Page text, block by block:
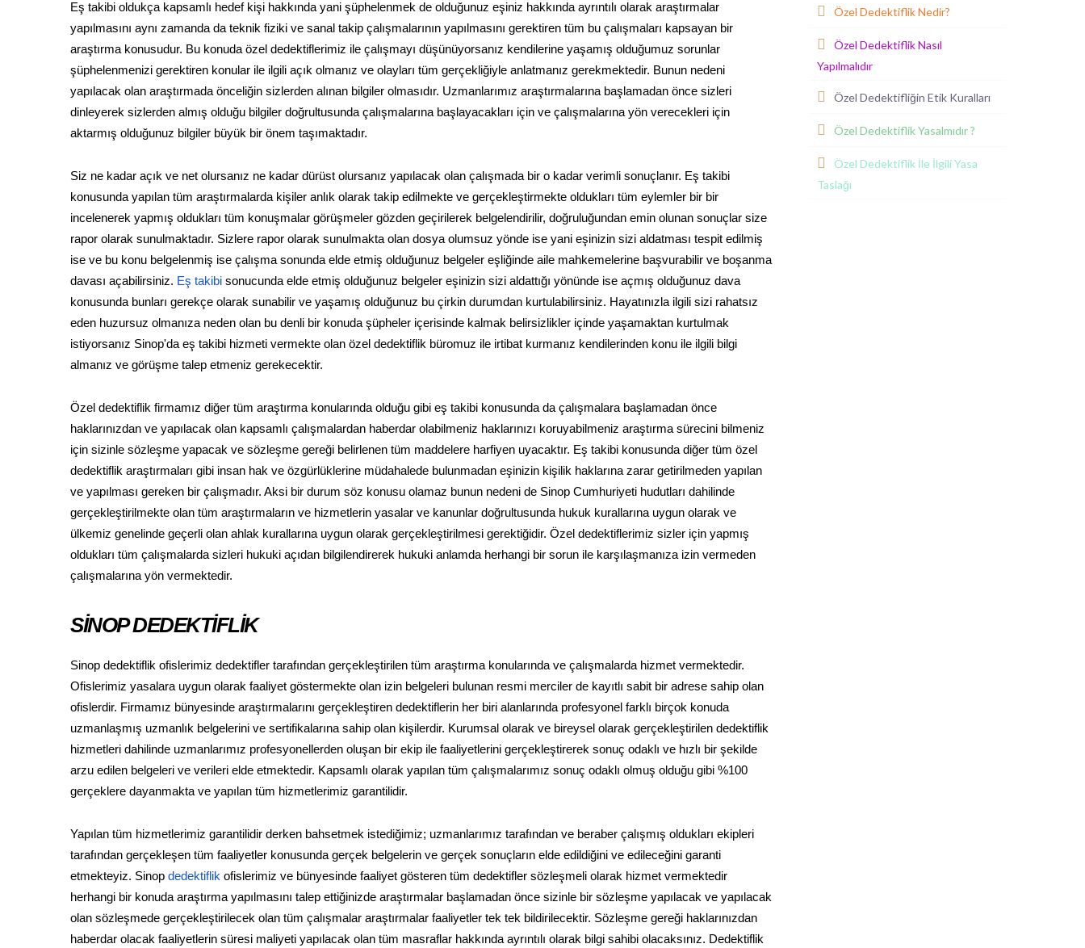
Eş takibi oldukça kapsamlı hedef kişi hakkında yani şüphelenmek de olduğunuz eşiniz hakkında ayrıntılı olarak araştırmalar
yapılmasını aynı zamanda da teknik fiziki ve sanal takip çalışmalarının yapılmasını gerektiren tüm bu çalışmaları kapsayan bir
araştırma konusudur. Bu konuda özel dedektiflerimiz ile çalışmayı düşünüyorsanız kendilerine yaşamış olduğumuz sorunlar
şüphelenmenizi gerektiren konular ile ilgili açık olmanız ve olayları tüm gerçekliğiyle anlatmanız gerekmektedir. Bunun nedeni
yapılacak olan araştırmada önceliğin sizlerden alınan bilgiler olmasıdır. Uzmanlarımız araştırmalarına başlamadan önce sizleri
dinleyerek sizlerden almış olduğu bilgiler doğrultusunda çalışmalarına başlayacakları için ve çalışmalarına yön verecekleri için
aktarmış olduğunuz bilgiler büyük bir önem taşımaktadır.
Siz ne kadar açık ve net olursanız ne kadar dürüst olursanız yapılacak olan çalışmada bir o kadar verimli sonuçlanır. Eş takibi
konusunda yapılan tüm araştırmalarda kişiler anlık olarak takip edilmekte ve gerçekleştirmekte oldukları tüm eylemler bir bir
incelenerek yapmış oldukları tüm konuşmalar görüşmeler gözden geçirilerek belgelendirilir, doğruluğundan emin olunan sonuçlar size
rapor olarak sunulmaktadır. Sizlere rapor olarak sunulmakta olan dosya olumsuz yönde ise yani eşinizin sizi aldatması tespit edilmiş
ise ve bu konu belgelenmiş ise çalışma sonunda elde etmiş olduğunuz belgeler eşliğinde aile mahkemelerine başvurabilir ve boşanma
davası açabilirsiniz. Eş takibi sonucunda elde etmiş olduğunuz belgeler eşinizin sizi aldattığı yönünde ise açmış olduğunuz dava
konusunda bunları gerekçe olarak sunabilir ve yaşamış olduğunuz bu çirkin durumdan kurtulabilirsiniz. Hayatınızla ilgili sizi rahatsız
eden huzursuz olmanıza neden olan bu denli bir konuda şüpheler içerisinde kalmak belirsizlikler içinde yaşamaktan kurtulmak
istiyorsanız Sinop'da eş takibi hizmeti vermekte olan özel dedektiflik büromuz ile irtibat kurmanız kendilerinden konu ile ilgili bilgi
almanız ve görüşme talep etmeniz gerekecektir.
Özel dedektiflik firmamız diğer tüm araştırma konularında olduğu gibi eş takibi konusunda da çalışmalara başlamadan önce
haklarınızdan ve yapılacak olan kapsamlı çalışmalardan haberdar olabilmeniz haklarınızı koruyabilmeniz araştırma sürecini bilmeniz
için sizinle sözleşme yapacak ve sözleşme gereği belirlenen tüm maddelere harfiyen uyacaktır. Eş takibi konusunda diğer tüm özel
dedektiflik araştırmaları gibi insan hak ve özgürlüklerine müdahalede bulunmadan eşinizin kişilik haklarına zarar getirilmeden yapılan
ve yapılması gereken bir çalışmadır. Aksi bir durum söz konusu olamaz bunun nedeni de Sinop Cumhuriyeti hudutları dahilinde
gerçekleştirilmekte olan tüm araştırmaların ve hizmetlerin yasalar ve kanunlar doğrultusunda hukuk kurallarına uygun olarak ve
ülkemiz genelinde geçerli olan ahlak kurallarına uygun olarak gerçekleştirilmesi gerektiğidir. Özel dedektiflerimiz sizler için yapmış
oldukları tüm çalışmalarda sizleri hukuki açıdan bilgilendirerek hukuki anlamda herhangi bir sorun ile karşılaşmanıza izin vermeden
çalışmalarına yön vermektedir.
SİNOP DEDEKTİFLİK
Sinop dedektiflik ofislerimiz dedektifler tarafından gerçekleştirilen tüm araştırma konularında ve çalışmalarda hizmet vermektedir.
Ofislerimiz yasalara uygun olarak faaliyet göstermekte olan izin belgeleri bulunan resmi merciler de kayıtlı sabit bir adrese sahip olan
ofislerdir. Firmamız bünyesinde araştırmalarını gerçekleştiren dedektiflerin her biri alanlarında profesyonel farklı birçok konuda
uzmanlaşmış uzmanlık belgelerini ve sertifikalarına sahip olan kişilerdir. Kurumsal olarak ve bireysel olarak gerçekleştirilen dedektiflik
hizmetleri dahilinde uzmanlarımız profesyonellerden oluşan bir ekip ile faaliyetlerini gerçekleştirerek sonuç odaklı ve hızlı bir şekilde
arzu edilen belgeleri ve verileri elde etmektedir. Kapsamlı olarak yapılan tüm çalışmalarımız sonuç odaklı olmuş olduğu gibi %100
gerçeklere dayanmakta ve yapılan tüm hizmetlerimiz garantilidir.
Yapılan tüm hizmetlerimiz garantilidir derken bahsetmek istediğimiz; uzmanlarımız tarafından ve beraber çalışmış oldukları ekipleri
tarafından gerçekleşen tüm faaliyetler konusunda gerçek belgelerin ve gerçek sonuçların elde edildiğini ve edileceğini garanti
etmekteyiz. Sinop dedektiflik ofislerimiz ve bünyesinde faaliyet gösteren tüm dedektifler sözleşmeli olarak hizmet vermektedir
herhangi bir konuda araştırma yapılmasını talep ettiğinizde araştırmalar başlamadan önce sizinle bir sözleşme yapılacak ve yapılacak
olan sözleşmede gerçekleştirilecek olan tüm çalışmalar araştırmalar faaliyetler tek tek bildirilecektir. Sözleşme gereği haklarınızdan
haberdar olacak faaliyetlerin süresi maliyeti yapılacak olan tüm masraflar hakkında ayrıntılı olarak bilgi sahibi olacaksınız. Dedektiflik
Özel Dedektiflik Nedir?
Özel Dedektiflik Nasıl
Yapılmalıdır
Özel Dedektifliğin Etik Kuralları
Özel Dedektiflik Yasalmıdır ?
Özel Dedektiflik İle İlgili Yasa
Taslağı